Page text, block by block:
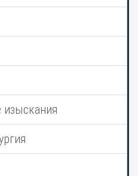
изыскания